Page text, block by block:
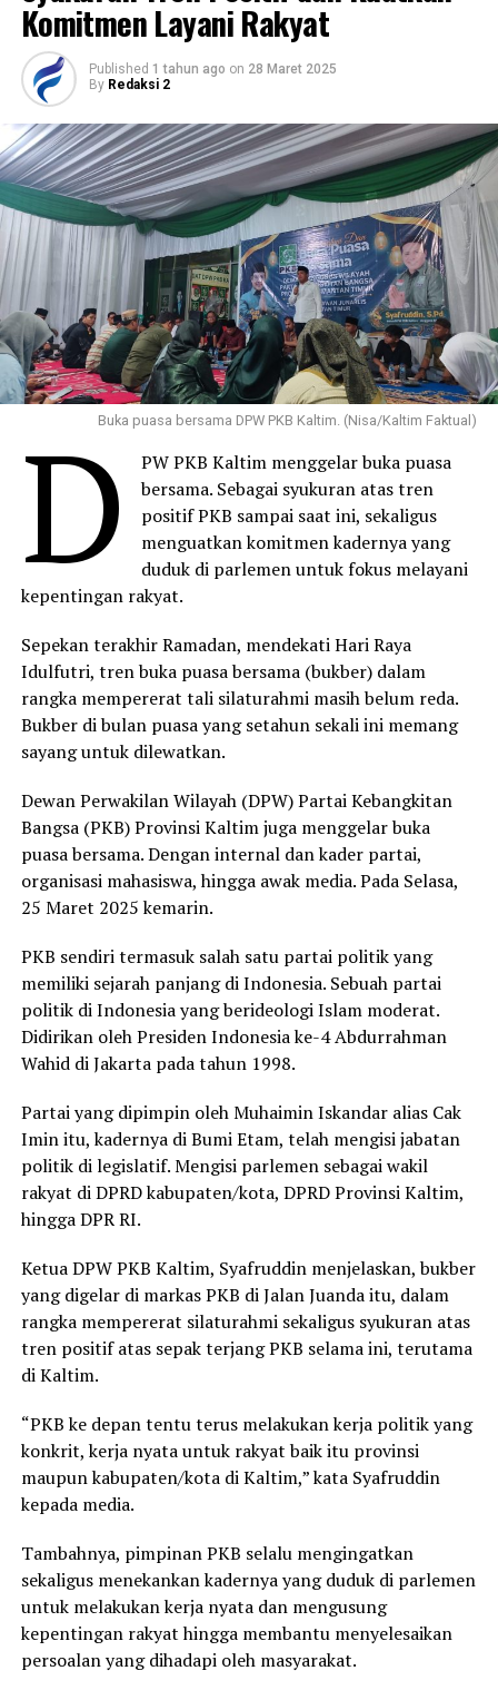
Komitmen Layani Rakyat
Published 1 tahun ago on 28 Maret 2025
By Redaksi 2
Buka puasa bersama DPW PKB Kaltim. (Nisa/Kaltim Faktual)
D
PW PKB Kaltim menggelar buka puasa
bersama. Sebagai syukuran atas tren
positif PKB sampai saat ini, sekaligus
menguatkan komitmen kadernya yang
duduk di parlemen untuk fokus melayani
kepentingan rakyat.
Sepekan terakhir Ramadan, mendekati Hari Raya
Idulfutri, tren buka puasa bersama (bukber) dalam
rangka mempererat tali silaturahmi masih belum reda.
Bukber di bulan puasa yang setahun sekali ini memang
sayang untuk dilewatkan.
Dewan Perwakilan Wilayah (DPW) Partai Kebangkitan
Bangsa (PKB) Provinsi Kaltim juga menggelar buka
puasa bersama. Dengan internal dan kader partai,
organisasi mahasiswa, hingga awak media. Pada Selasa,
25 Maret 2025 kemarin.
PKB sendiri termasuk salah satu partai politik yang
memiliki sejarah panjang di Indonesia. Sebuah partai
politik di Indonesia yang berideologi Islam moderat.
Didirikan oleh Presiden Indonesia ke-4 Abdurrahman
Wahid di Jakarta pada tahun 1998.
Partai yang dipimpin oleh Muhaimin Iskandar alias Cak
Imin itu, kadernya di Bumi Etam, telah mengisi jabatan
politik di legislatif. Mengisi parlemen sebagai wakil
rakyat di DPRD kabupaten/kota, DPRD Provinsi Kaltim,
hingga DPR RI.
Ketua DPW PKB Kaltim, Syafruddin menjelaskan, bukber
yang digelar di markas PKB di Jalan Juanda itu, dalam
rangka mempererat silaturahmi sekaligus syukuran atas
tren positif atas sepak terjang PKB selama ini, terutama
di Kaltim.
“PKB ke depan tentu terus melakukan kerja politik yang
konkrit, kerja nyata untuk rakyat baik itu provinsi
maupun kabupaten/kota di Kaltim,” kata Syafruddin
kepada media.
Tambahnya, pimpinan PKB selalu mengingatkan
sekaligus menekankan kadernya yang duduk di parlemen
untuk melakukan kerja nyata dan mengusung
kepentingan rakyat hingga membantu menyelesaikan
persoalan yang dihadapi oleh masyarakat.